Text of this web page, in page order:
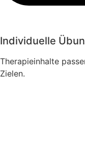
Individuelle
Therapieinhalte
Zielen.